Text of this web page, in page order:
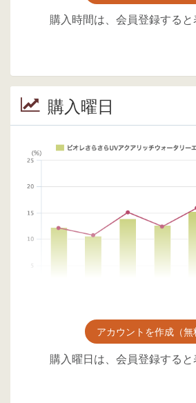
購入時間は、会員登録する
購入曜日
アカウントを作成（無
購入曜日は、会員登録する